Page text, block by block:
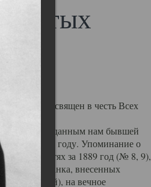
канале, освящен в честь Всех
данным переданным нам бывшей
в 1864 году. Упоминание о
ведомостях за 1889 год (№ 8, 9),
банка, внесенных
на вечное